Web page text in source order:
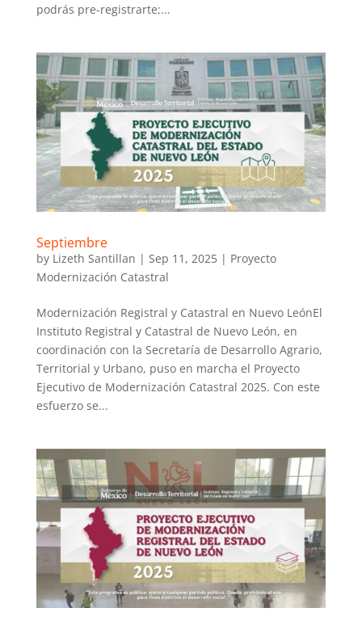
podrás pre-registrarte;...
Septiembre
by Lizeth Santillan | Sep 11, 2025| Proyecto
Modernización Catastral
Modernización Registral y Catastral en Nuevo LeónEl
Instituto Registral y Catastral de Nuevo León, en
coordinación con la Secretaría de Desarrollo Agrario,
Territorial y Urbano, puso en marcha el Proyecto
Ejecutivo de Modernización Catastral 2025. Con este
esfuerzo se...